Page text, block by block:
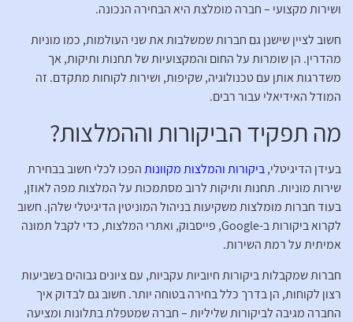
ושירות מקצועי – חברה מומלצת היא הבחירה הנכונה.
חשוב לציין שישנן גם חברות שמשלבות את שני העולמות, כמו מוניות
מהדרין. הן שומרות על החום והמקצועיות של תחנות ותיקות, אך
משדרגות אותן עם טכנולוגיה, שקיפות, ושירות לקוחות מתקדם. זה
המודל האידיאלי עבור רבים.
מה תפקיד הביקורות וההמלצות?
בעידן הדיגיטלי,ביקורות והמלצות מקוונותהפכו לכלי חשוב בבחירת
שירות מוניות. תחנות ותיקות לרוב מסתמכות על המלצות מפה לאוזן,
בעוד חברות מומלצות משקיעות בניהול המוניטין הדיגיטלי שלהן. חשוב
לקרוא ביקורות ב-Google, פייסבוק, ואתרי המלצות, כדי לקבל תמונה
אמיתית על רמת השירות.
חברות שמקבלות ביקורות חיוביות עקביות, עם ציונים גבוהים בשביעות
רצון לקוחות, הן בדרך כלל בחירה בטוחה יותר. חשוב גם לבדוק איך
החברה מגיבה לביקורות שליליות – חברה שמטפלת בתלונות ומציעה